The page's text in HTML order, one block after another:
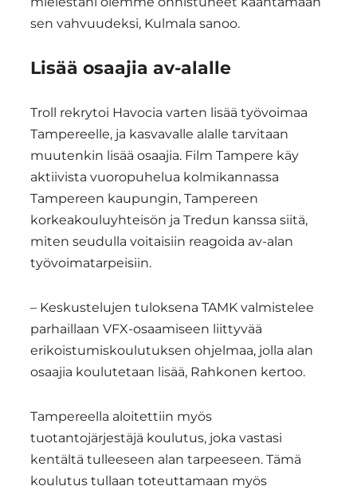
sen vahvuudeksi, Kulmala sanoo.
Lisää osaajia av-alalle
Troll rekrytoi Havocia varten lisää työvoimaa
Tampereelle, ja kasvavalle alalle tarvitaan
muutenkin lisää osaajia. Film Tampere käy
aktiivista vuoropuhelua kolmikannassa
Tampereen kaupungin, Tampereen
korkeakouluyhteisön ja Tredun kanssa siitä,
miten seudulla voitaisiin reagoida av-alan
työvoimatarpeisiin.
– Keskustelujen tuloksena TAMK valmistelee
parhaillaan VFX-osaamiseen liittyvää
erikoistumiskoulutuksen ohjelmaa, jolla alan
osaajia koulutetaan lisää, Rahkonen kertoo.
Tampereella aloitettiin myös
tuotantojärjestäjä koulutus, joka vastasi
kentältä tulleeseen alan tarpeeseen. Tämä
koulutus tullaan toteuttamaan myös